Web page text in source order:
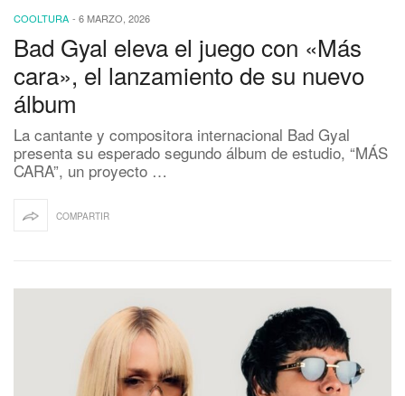
COOLTURA - 6 MARZO, 2026
Bad Gyal eleva el juego con «Más
cara», el lanzamiento de su nuevo
álbum
La cantante y compositora internacional Bad Gyal
presenta su esperado segundo álbum de estudio, “MÁS
CARA”, un proyecto …
COMPARTIR